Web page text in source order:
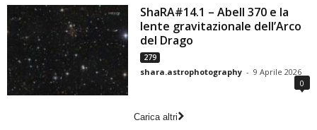
ShaRA#14.1 – Abell 370 e la
lente gravitazionale dell’Arco
del Drago
279
shara.astrophotography - 9 Aprile 2026
0
Carica altri